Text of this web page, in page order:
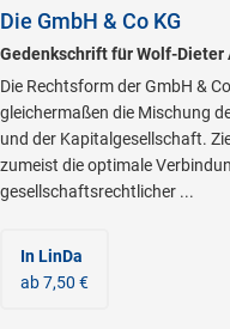
Die GmbH & Co KG
Gedenkschrift für Wolf-Dieter
Die Rechtsform der GmbH &
gleichermaßen die Mischung
und der Kapitalgesellschaft.
zumeist die optimale
gesellschaftsrechtlicher ...
In LinDa
ab 7,50 €